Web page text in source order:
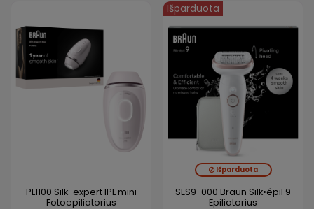
PL1100 Silk-expert IPL mini
Fotoepiliatorius
Išparduota
Išparduota
SES9-000 Braun Silk•épil 9
Epiliatorius